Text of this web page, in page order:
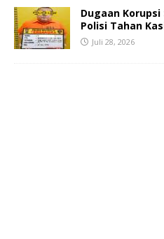
Dugaan Korupsi
Polisi Tahan
Juli 28, 2026